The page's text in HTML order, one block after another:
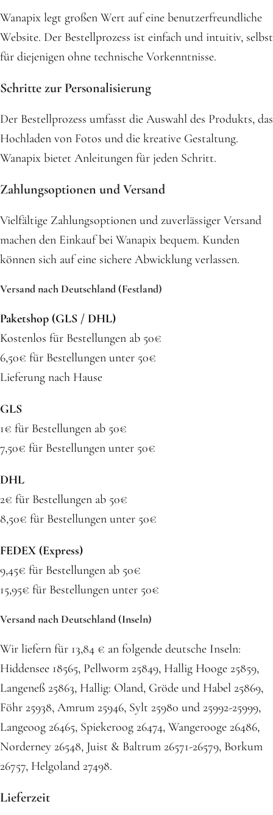
Wanapix legt großen Wert auf eine benutzerfreundliche
Website. Der Bestellprozess ist einfach und intuitiv, selbst
für diejenigen ohne technische Vorkenntnisse.
Schritte zur Personalisierung
Der Bestellprozess umfasst die Auswahl des Produkts, das
Hochladen von Fotos und die kreative Gestaltung.
Wanapix bietet Anleitungen für jeden Schritt.
Zahlungsoptionen und Versand
Vielfältige Zahlungsoptionen und zuverlässiger Versand
machen den Einkauf bei Wanapix bequem. Kunden
können sich auf eine sichere Abwicklung verlassen.
Versand nach Deutschland (Festland)
Paketshop (GLS / DHL)
Kostenlos für Bestellungen ab 50€
6,50€ für Bestellungen unter 50€
Lieferung nach Hause
GLS
1€ für Bestellungen ab 50€
7,50€ für Bestellungen unter 50€
DHL
2€ für Bestellungen ab 50€
8,50€ für Bestellungen unter 50€
FEDEX (Express)
9,45€ für Bestellungen ab 50€
15,95€ für Bestellungen unter 50€
Versand nach Deutschland (Inseln)
Wir liefern für 13,84 € an folgende deutsche Inseln:
Hiddensee 18565, Pellworm 25849, Hallig Hooge 25859,
Langeneß 25863, Hallig: Oland, Gröde und Habel 25869,
Föhr 25938, Amrum 25946, Sylt 25980 und 25992-25999,
Langeoog 26465, Spiekeroog 26474, Wangerooge 26486,
Norderney 26548, Juist & Baltrum 26571-26579, Borkum
26757, Helgoland 27498.
Lieferzeit